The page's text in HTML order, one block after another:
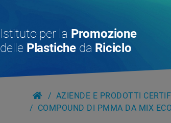
Istituto per la Promozione
delle Plastiche da Riciclo
AZIENDE E PRODOTTI
COMPOUND DI PMMA DA MIX